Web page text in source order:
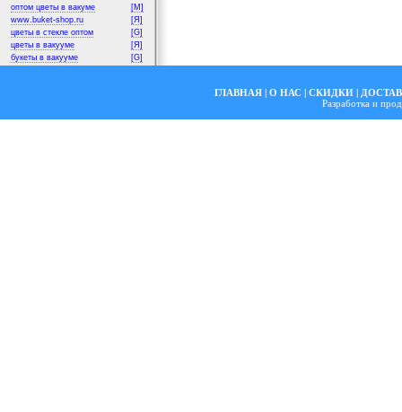
оптом цветы в вакуме
[M]
www.buket-shop.ru
[Я]
цветы в стекле оптом
[G]
цветы в вакууме
[Я]
букеты в вакууме
[G]
ГЛАВНАЯ | О НАС | СКИДКИ |
Разработка и